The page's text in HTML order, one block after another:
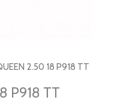
2.50 18 P918 TT
P918 TT